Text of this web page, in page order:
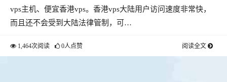
vps主机、便宜香港vps。香港vps大陆用户访问速度非常快，
而且还不会受到大陆法律管制，可…
1,464次阅读 0人点赞 阅读全文